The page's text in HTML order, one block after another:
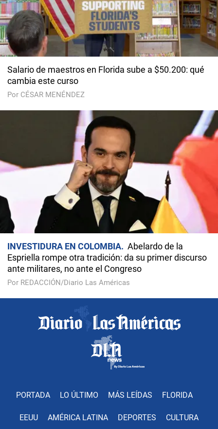
Salario de maestros en Florida sube a $50.200: qué
cambia este curso
Por CÉSAR MENÉNDEZ
INVESTIDURA EN COLOMBIA
Abelardo de la
Espriella rompe otra tradición: da su primer discurso
ante militares, no ante el Congreso
Por REDACCIÓN/Diario Las Américas
PORTADA LO ÚLTIMO MÁS LEÍDAS FLORIDA
EEUU AMÉRICA LATINA DEPORTES CULTURA